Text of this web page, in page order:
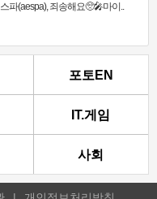
파(aespa), 죄송해요🥺🎤마이..
포토EN
IT.게임
사회